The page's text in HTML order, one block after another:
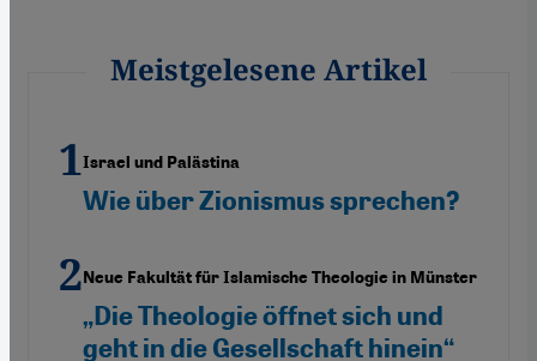
Meistgelesene Artikel
Israel und Palästina
Wie über Zionismus sprechen?
Neue Fakultät für Islamische Theologie in Münster
„Die Theologie öffnet sich und
geht in die Gesellschaft hinein“